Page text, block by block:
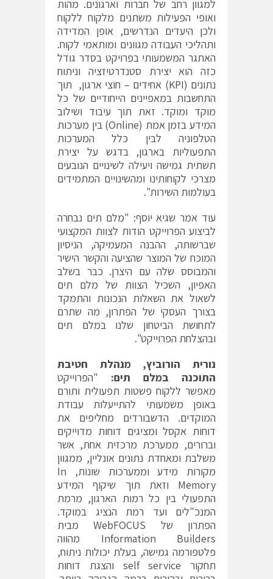
למגוון רחב של חברות וארגונים. מהות
ואופי הפעילות משתנים מלקוח ללקוח
ולכן היעדים הנדרשים, אופן המדידה
ותהליכי העבודה מגוונים ומותאמי לקוח.
האתגר המשמעותי בפרויקט בסדר גודל
כזה הוא יצירת סטנדרטיזציה וניתוח
נתונים (KPI) אחידים – חוצי ארגון, תוך
התחשבות במאפיינים הייחודיים של כל
מוקד ומוקד. זאת תוך עיבוד ושילוב
המידע בזמן אמת (Online) בין מערכות
הטלפוניה לבין כלל המערכות
התפעוליות בארגון, בדגש על יצירת
תשתית גמישה ויעילה לשינויים הנובעים
מצרכי לקוחותינו ומהשינויים המתמידים
בעולמות השירות".
עוד אמר שגיא יוסף: "מלם תים נבחרה
לביצוע הפרוייקט הודות לצוות המקצועי
שברשותה, ההבנה המעמיקה, הניסיון
המוכח של המוצר שהציעה והקשר הישיר
והמבוסס שלה עם היצרן. כבר בשלב
האפיון, השכיל הצוות של מלם תים
לשאול את השאלות הנכונות והתמקד
בצורך העסקי של הפתרון, מה שתרם
לתחושת הביטחון שלנו במלם תים
ובהצלחת הפרוייקט".
נורית הורוביץ, מנהלת חטיבת
התוכנה במלם תים: "הפרוייקט
מאפשר ללקוח פשטות תפעולית ותורם
באופן משמעותי להתייעלות עבודת
המוקדים. הדשבורדים מחליפים את
דוחות אקסל ומציגים דוחות מדוייקים
וברורים, ממערכת מרכזית אחת, אשר
משלבת ומאחדת נתונים אונליין, ממגוון
מקורות מידע וממערכות שונות, In
Memory וזאת תוך שיקוף המידע
התפעולי בין כל רמות הארגון, מרמת
המנכ"לים ועד רמת הנציג במוקד.
הפתרון של WebFOCUS מבית
Information Builders מהווה
פלטפורמה גמישה, בעלת יכולות ניתוח,
תחקור self service והצגת דוחות